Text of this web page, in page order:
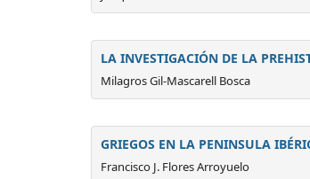
LA INVESTIGACIÓN DE LA
Milagros Gil-Mascarell Bosca
GRIEGOS EN LA PENINSULA
Francisco J. Flores Arroyuelo